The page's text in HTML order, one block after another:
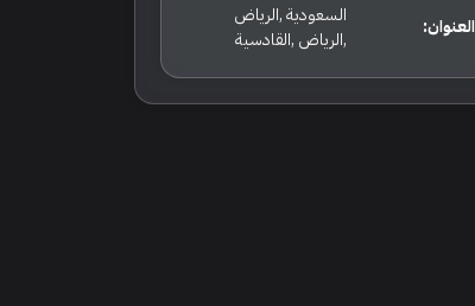
العنوان:
السعودية ,الرياض
,الرياض ,القادسية